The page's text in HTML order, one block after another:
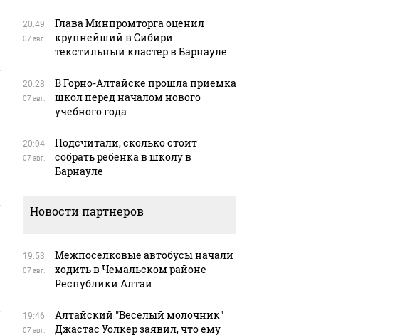
20:49
07 авг.
Глава Минпромторга оценил
крупнейший в Сибири
текстильный кластер в Барнауле
20:28
07 авг.
В Горно-Алтайске прошла приемка
школ перед началом нового
учебного года
20:04
07 авг.
Подсчитали, сколько стоит
собрать ребенка в школу в
Барнауле
Новости партнеров
19:53
07 авг.
Межпоселковые автобусы начали
ходить в Чемальском районе
Республики Алтай
19:46
07 авг.
Алтайский "Веселый молочник"
Джастас Уолкер заявил, что ему